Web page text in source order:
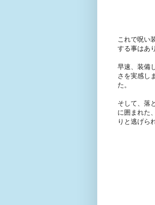
これで呪い
する事はあ
早速、装備
さを実感し
た。
そして、落
に囲まれた
りと逃げら